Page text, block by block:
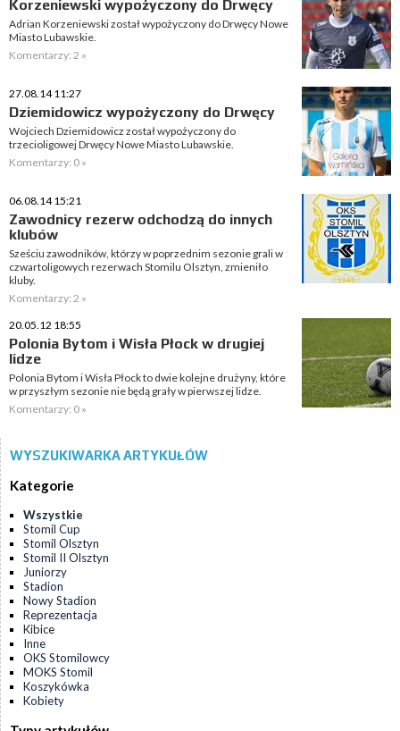
Korzeniewski wypożyczony do Drwęcy
Adrian Korzeniewski został wypożyczony do Drwęcy Nowe
Miasto Lubawskie.
Komentarzy: 2 »
27.08.14 11:27
Dziemidowicz wypożyczony do Drwęcy
Wojciech Dziemidowicz został wypożyczony do
trzecioligowej Drwęcy Nowe Miasto Lubawskie.
Komentarzy: 0 »
06.08.14 15:21
Zawodnicy rezerw odchodzą do innych
klubów
Sześciu zawodników, którzy w poprzednim sezonie grali w
czwartoligowych rezerwach Stomilu Olsztyn, zmieniło
kluby.
Komentarzy: 2 »
20.05.12 18:55
Polonia Bytom i Wisła Płock w drugiej
lidze
Polonia Bytom i Wisła Płock to dwie kolejne drużyny, które
w przyszłym sezonie nie będą grały w pierwszej lidze.
Komentarzy: 0 »
WYSZUKIWARKA ARTYKUŁÓW
Kategorie
Wszystkie
Stomil Cup
Stomil Olsztyn
Stomil II Olsztyn
Juniorzy
Stadion
Nowy Stadion
Reprezentacja
Kibice
Inne
OKS Stomilowcy
MOKS Stomil
Koszykówka
Kobiety